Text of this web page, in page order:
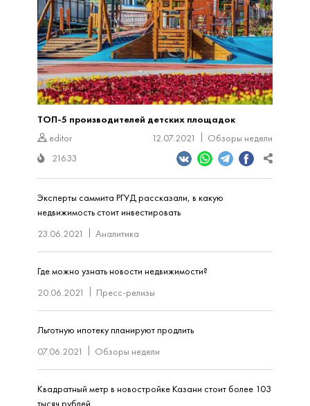
ТОП-5 производителей детских площадок
editor
12.07.2021
Обзоры недели
21633
Эксперты саммита РГУД рассказали, в какую
недвижимость стоит инвестировать
23.06.2021
Аналитика
Где можно узнать новости недвижимости?
20.06.2021
Пресс-релизы
Льготную ипотеку планируют продлить
07.06.2021
Обзоры недели
Квадратный метр в новостройке Казани стоит более 103
тысяч рублей